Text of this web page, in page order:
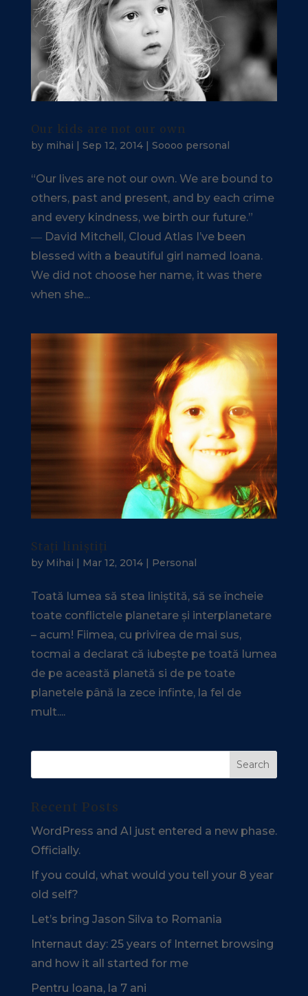
Our kids are not our own
by mihai Sep 12, 2014| Soooo personal
“Our lives are not our own. We are bound to
others, past and present, and by each crime
and every kindness, we birth our future.”
― David Mitchell, Cloud Atlas I’ve been
blessed with a beautiful girl named Ioana.
We did not choose her name, it was there
when she...
Stați liniștiți
by Mihai | Mar 12, 2014| Personal
Toată lumea să stea liniștită, să se încheie
toate conflictele planetare și interplanetare
– acum! Fiimea, cu privirea de mai sus,
tocmai a declarat că iubește pe toată lumea
de pe această planetă si de pe toate
planetele până la zece infinte, la fel de
mult....
Recent Posts
WordPress and AI just entered a new phase.
Officially.
If you could, what would you tell your 8 year
old self?
Let’s bring Jason Silva to Romania
Internaut day: 25 years of Internet browsing
and how it all started for me
Pentru Ioana, la 7 ani